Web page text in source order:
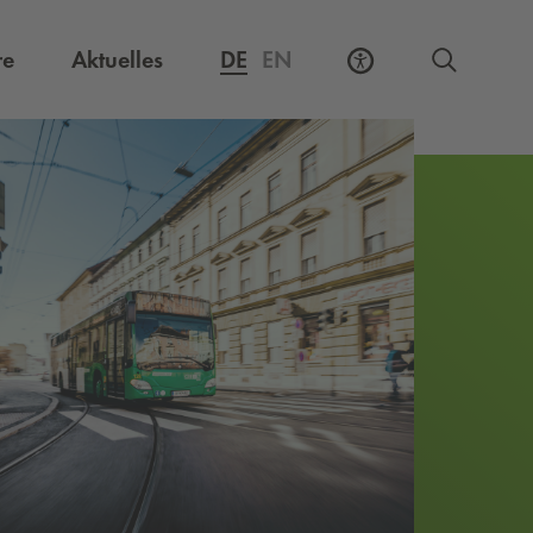
Externer Link, öffnet eine neue Registerkarte
Aktuelles DE EN